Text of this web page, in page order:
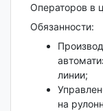
Операторов в
Обязанности:
линии;
на